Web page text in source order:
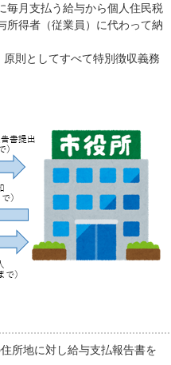
毎月支払う給与から個人住民税
所得者（従業員）に代わって納
則としてすべて特別徴収義務
所地に対し給与支払報告書を